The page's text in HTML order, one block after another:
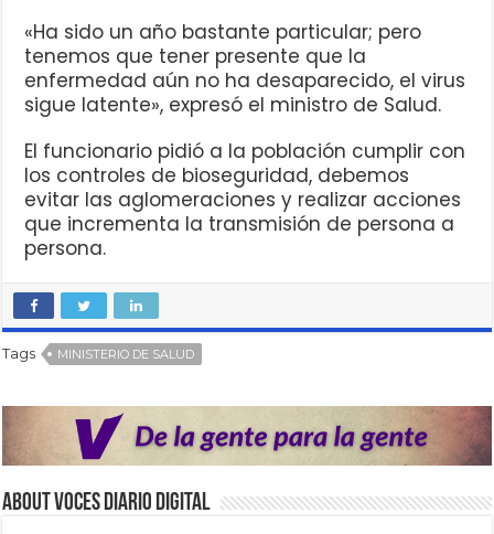
«Ha sido un año bastante particular; pero
tenemos que tener presente que la
enfermedad aún no ha desaparecido, el virus
sigue latente», expresó el ministro de Salud.
El funcionario pidió a la población cumplir con
los controles de bioseguridad, debemos
evitar las aglomeraciones y realizar acciones
que incrementa la transmisión de persona a
persona.
Tags MINISTERIO DE SALUD
About VOCES Diario digital